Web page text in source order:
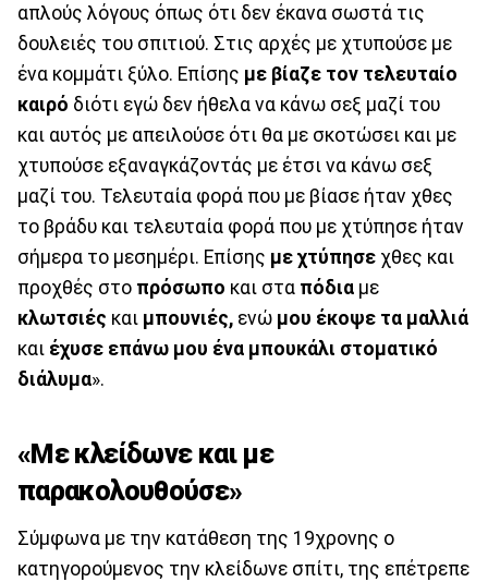
απλούς λόγους όπως ότι δεν έκανα σωστά τις
δουλειές του σπιτιού. Στις αρχές με χτυπούσε με
ένα κομμάτι ξύλο. Επίσης με βίαζε τον τελευταίο
καιρό διότι εγώ δεν ήθελα να κάνω σεξ μαζί του
και αυτός με απειλούσε ότι θα με σκοτώσει και με
χτυπούσε εξαναγκάζοντάς με έτσι να κάνω σεξ
μαζί του. Τελευταία φορά που με βίασε ήταν χθες
το βράδυ και τελευταία φορά που με χτύπησε ήταν
σήμερα το μεσημέρι. Επίσης με χτύπησε χθες και
προχθές στο πρόσωπο και στα πόδια με
κλωτσιές και μπουνιές, ενώ μου έκοψε τα μαλλιά
και έχυσε επάνω μου ένα μπουκάλι στοματικό
διάλυμα».
«Με κλείδωνε και με
παρακολουθούσε»
Σύμφωνα με την κατάθεση της 19χρονης ο
κατηγορούμενος την κλείδωνε σπίτι, της επέτρεπε